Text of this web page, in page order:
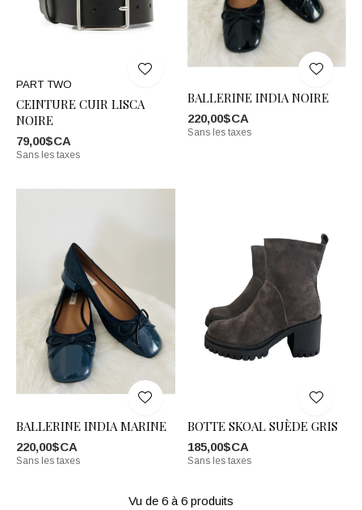
PART TWO
CEINTURE CUIR LISCA
NOIRE
79,00$CA
Sans les taxes
BALLERINE INDIA NOIRE
220,00$CA
Sans les taxes
BALLERINE INDIA MARINE
220,00$CA
Sans les taxes
BOTTE SKOAL SUÈDE GRIS
185,00$CA
Sans les taxes
Vu de 6 à 6 produits